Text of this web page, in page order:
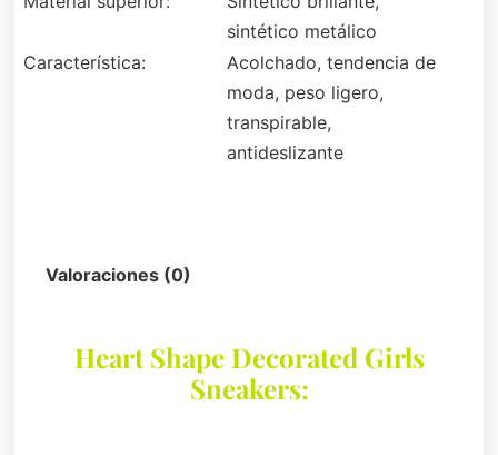
sintético metálico
Característica:
Acolchado, tendencia de
moda, peso ligero,
transpirable,
antideslizante
Valoraciones (0)
Heart Shape Decorated Girls
Sneakers: